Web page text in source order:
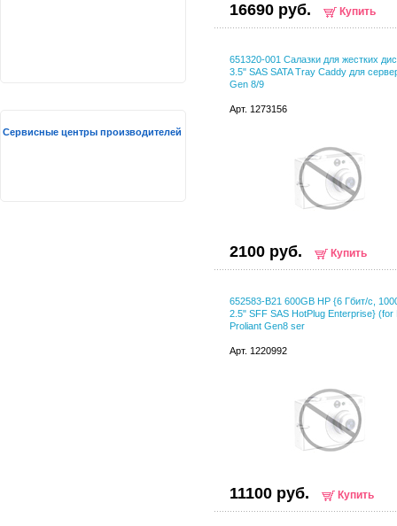
16690 руб. Купить
651320-001 Салазки для жестких
3.5" SAS SATA Tray Caddy для
Gen 8/9
Арт. 1273156
2100 руб. Купить
652583-B21 600GB HP {6 Гбит/с,
2.5" SFF SAS HotPlug Enterprise} (for
Proliant Gen8 ser
Арт. 1220992
11100 руб. Купить
Сервисные центры производителей